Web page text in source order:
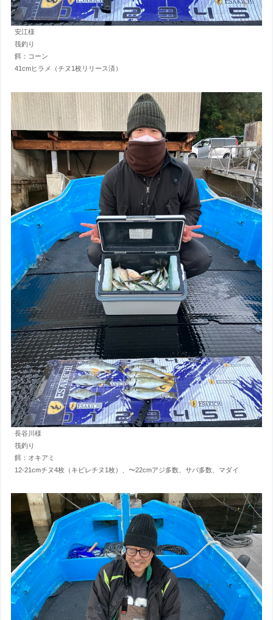
安江様
筏釣り
餌：コーン
41cmヒラメ（チヌ1枚リリース済）
長谷川様
筏釣り
餌：オキアミ
12-21cmチヌ4枚（キビレチヌ1枚）、〜22cmアジ多数、サバ多数、マダイ